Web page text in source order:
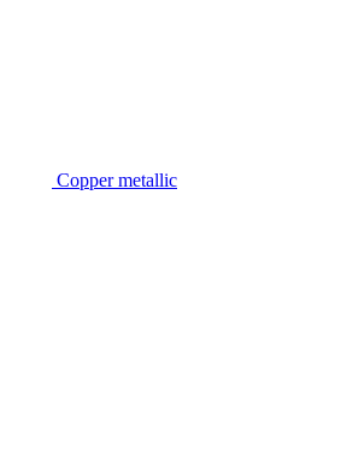
Copper metallic